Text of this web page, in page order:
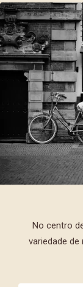
No centro
variedade